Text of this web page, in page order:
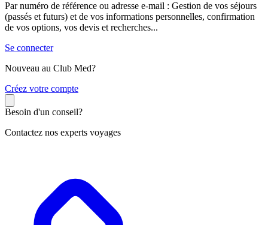
Par numéro de référence ou adresse e-mail : Gestion de vos séjours
(passés et futurs) et de vos informations personnelles, confirmation
de vos options, vos devis et recherches...
Se connecter
Nouveau au Club Med?
Créez votre compte
Besoin d'un conseil?
Contactez nos experts voyages